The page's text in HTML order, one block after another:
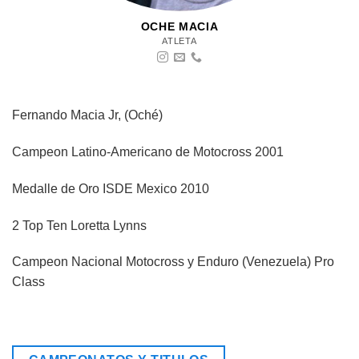
OCHE MACIA
ATLETA
Fernando Macia Jr, (Oché)
Campeon Latino-Americano de Motocross 2001
Medalle de Oro ISDE Mexico 2010
2 Top Ten Loretta Lynns
Campeon Nacional Motocross y Enduro (Venezuela) Pro
Class